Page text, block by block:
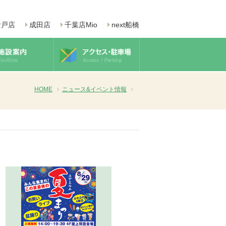
next船橋
千葉店Mio
成田店
店
HOME ニュース&イベント情報